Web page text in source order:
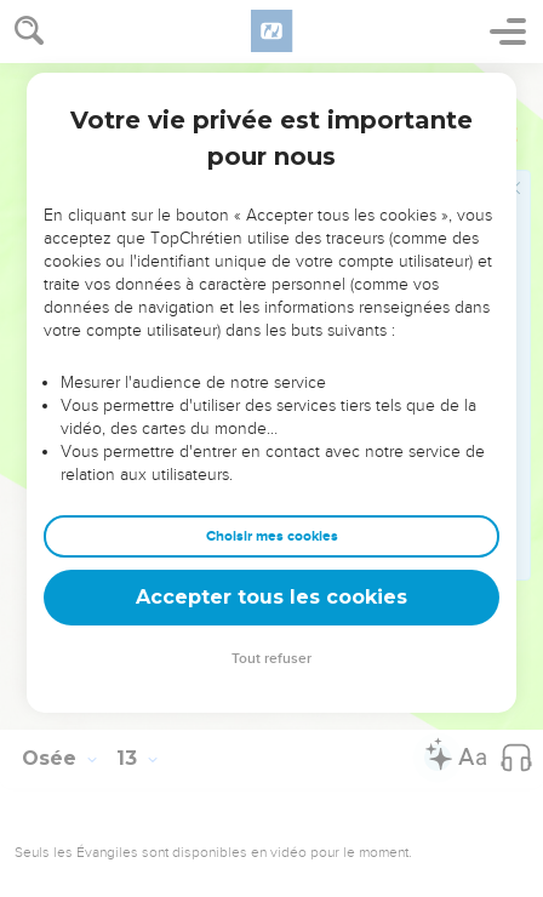
Osée 12
7 Et toi, reviens à ton Dieu, garde la bonté et la justice, et
espère toujours en ton Dieu !
fausses : il aime tromper
et il dit : « En vérité, je me suis enrichi, j'ai acquis de la
fortune, mais c'est entièrement le produit de mon travail. On
ne trouvera chez moi aucune faute, rien qui soit un péché. »
Et moi, je suis l'Eternel, ton Dieu depuis l'Egypte ; je te
ferai encore habiter sous des tentes, comme les jours de
prophètes j'ai proposé des paraboles.
Si Galaad n'est que trouble, ils seront certainement réduits
à rien. Ils sacrifient des bœufs à Guilgal ! Même leurs autels
seront comme des tas de ruines sur les sillons des champs.
Jacob s'est enfui au pays d'Aram, Israël a servi pour une
femme, et pour une femme il a gardé les troupeaux.
Par un prophète l'Eternel a fait sortir Israël d'Egypte, et par
un prophète Israël a été gardé.
Ephraïm a amèrement irrité l'Eternel : son Seigneur
Osée 13
Seuls les Évangiles sont disponibles en vidéo pour le moment.
Votre vie privée est importante
pour nous
En cliquant sur le bouton « Accepter tous les cookies », vous
acceptez que TopChrétien utilise des traceurs (comme des
cookies ou l'identifiant unique de votre compte utilisateur) et
traite vos données à caractère personnel (comme vos
données de navigation et les informations renseignées dans
votre compte utilisateur) dans les buts suivants :
Mesurer l'audience de notre service
Vous permettre d'utiliser des services tiers tels que de la
vidéo, des cartes du monde…
Vous permettre d'entrer en contact avec notre service de
relation aux utilisateurs.
Choisir mes cookies
Accepter tous les cookies
Tout refuser